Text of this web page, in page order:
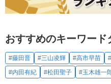
おすすめのキーワード
#藤田晋 #三山凌輝 #高市早苗
#内田有紀
#松田聖子 #玉木雄一